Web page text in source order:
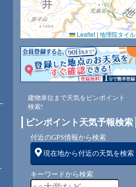
Leaflet | 地理院タイル
建物単位まで天気をピンポイント
検索!
ピンポイント天気予報検索
付近のGPS情報から検索
現在地から付近の天気を検索
キーワードから検索